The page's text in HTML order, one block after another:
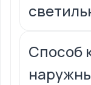
Способ